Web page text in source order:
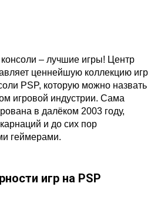
– лучшие игры! Центр
ценнейшую коллекцию игр
PSP, которую можно назвать
игровой индустрии. Сама
в далёком 2003 году,
и до сих пор
геймерами.
игр на PSP